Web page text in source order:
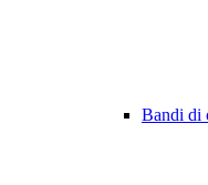
Bandi di